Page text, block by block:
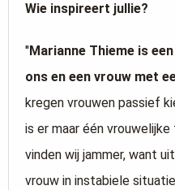
Wie inspireert jullie?
''Marianne Thieme is
ons en een vrouw met
kregen vrouwen passief
is er maar één
vinden wij jammer, want
vrouw in instabiele